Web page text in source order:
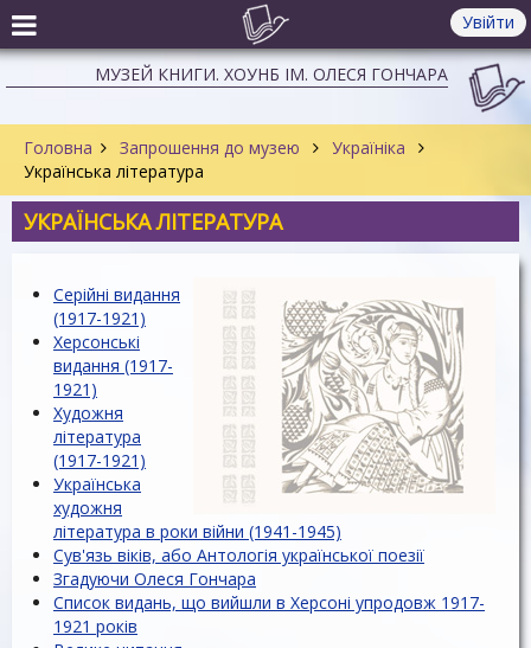
Увійти
МУЗЕЙ КНИГИ. ХОУНБ ІМ. ОЛЕСЯ ГОНЧАРА
Головна Запрошення до музею
Україніка
Українська література
УКРАЇНСЬКА ЛІТЕРАТУРА
Серійні видання
(1917-1921)
Херсонські
видання (1917-
1921)
Художня
література
(1917-1921)
Українська
художня
література в роки війни (1941-1945)
Сув'язь віків, або Антологія української поезії
Згадуючи Олеся Гончара
Список видань, що вийшли в Херсоні упродовж 1917-
1921 років